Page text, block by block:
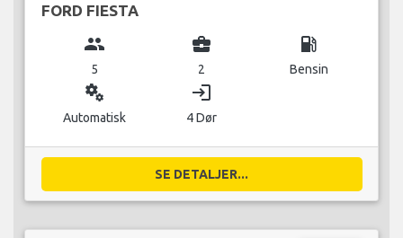
FORD FIESTA
group
5
business_center
2
local_gas_station
Bensin
miscellaneous_services
Automatisk
login
4 Dør
SE DETALJER...